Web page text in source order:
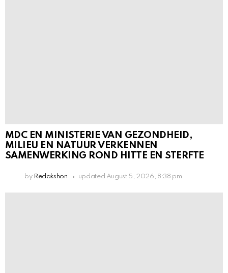
MDC EN MINISTERIE VAN GEZONDHEID,
MILIEU EN NATUUR VERKENNEN
SAMENWERKING ROND HITTE EN STERFTE
by Redakshon updated August 5, 2026, 8:38 pm